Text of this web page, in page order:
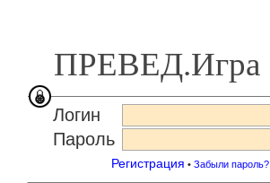
ПРЕВЕД.Игра
Логин
Пароль
Регистрация • Забыли пароль?